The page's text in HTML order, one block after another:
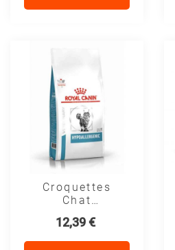
Croquettes
Chat
CAT
HYPOALLERGENIC
Prix
12,39 €